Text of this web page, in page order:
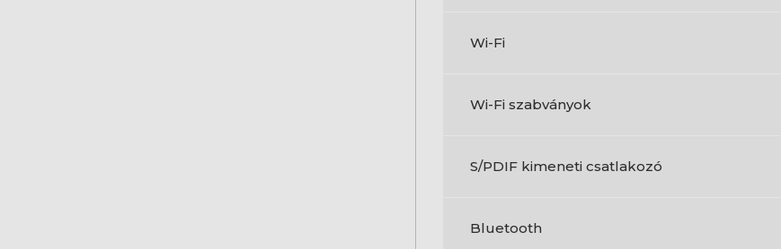
Wi-Fi
Wi-Fi szabványok
S/PDIF kimeneti csatlakozó
Bluetooth